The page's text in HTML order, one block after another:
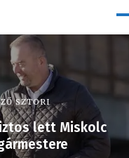
SZTORI
lett Miskolc